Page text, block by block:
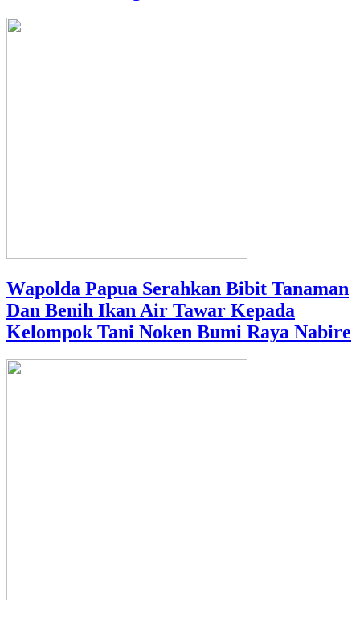
Wapolda Papua Serahkan Bibit Tanaman
Dan Benih Ikan Air Tawar Kepada
Kelompok Tani Noken Bumi Raya Nabire